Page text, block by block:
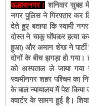
उल्हासनगर। शनिवार सुबह
नगर पुलिस ने गिरफ्तार कर
देते हुए बताया कि स्वामी
दोस्त ने चाकू घोंपकर हत्या
हुआ) और अमान शेख ने
दोनों के बीच झगड़ा हो
को अस्पताल ले जाया गया
स्वामीनगर शहर पश्चिम का
के बाल न्यायालय में पेश किया
क्वार्टर के सामन हुई है।